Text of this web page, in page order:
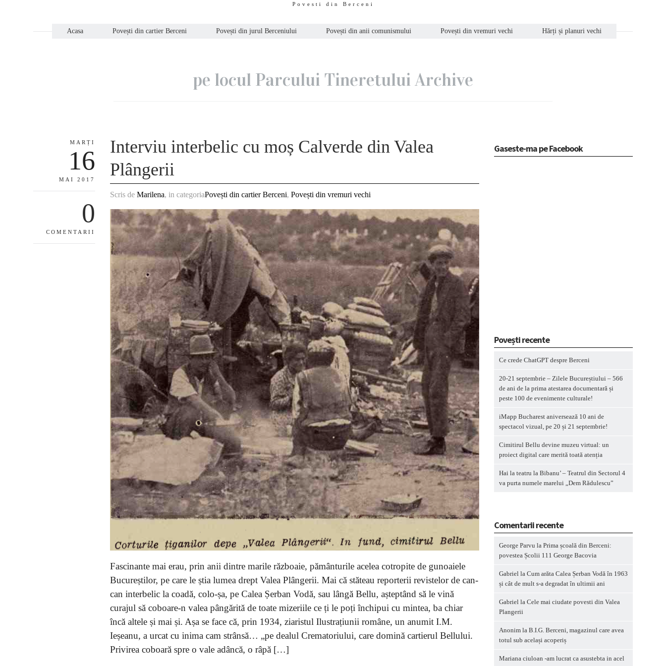
Povesti din Berceni
Acasa Povești din cartier Berceni Povești din jurul Berceniului Povești din anii comunismului Povești din vremuri vechi Hărți și planuri vechi
pe locul Parcului Tineretului Archive
MARȚI
16
MAI 2017
0
COMENTARII
Interviu interbelic cu moș Calverde din Valea
Plângerii
Scris deMarilena, in categoriaPovești din cartier Berceni,Povești din vremuri vechi
Fascinante mai erau, prin anii dintre marile războaie, pământurile acelea cotropite de gunoaiele
Bucureștilor, pe care le știa lumea drept Valea Plângerii. Mai că stăteau reporterii revistelor de can-
can interbelic la coadă, colo-șa, pe Calea Șerban Vodă, sau lângă Bellu, așteptând să le vină
curajul să coboare-n valea pângărită de toate mizeriile ce ți le poți închipui cu mintea, ba chiar
încă altele și mai și. Așa se face că, prin 1934, ziaristul Ilustrațiunii române, un anumit I.M.
Ieșeanu, a urcat cu inima cam strânsă… „pe dealul Crematoriului, care domină cartierul Bellului.
Privirea coboară spre o vale adâncă, o râpă […]
Gaseste-ma pe Facebook
Povești recente
Ce crede ChatGPT despre Berceni
20-21 septembrie – Zilele Bucureștiului – 566
de ani de la prima atestarea documentară și
peste 100 de evenimente culturale!
iMapp Bucharest aniversează 10 ani de
spectacol vizual, pe 20 și 21 septembrie!
Cimitirul Bellu devine muzeu virtual: un
proiect digital care merită toată atenția
Hai la teatru la Bibanu’ – Teatrul din Sectorul 4
va purta numele marelui „Dem Rădulescu”
Comentarii recente
George Parvu la Prima școală din Berceni:
povestea Școlii 111 George Bacovia
Gabriel la Cum arăta Calea Șerban Vodă în 1963
și cât de mult s-a degradat în ultimii ani
Gabriel la Cele mai ciudate povesti din Valea
Plangerii
Anonim la B.I.G. Berceni, magazinul care avea
totul sub același acoperiș
Mariana ciuloan -am lucrat ca asustebta in acel